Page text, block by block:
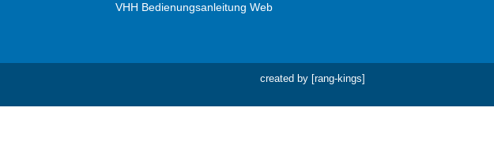
VHH Bedienungsanleitung Web
created by [rang-kings]